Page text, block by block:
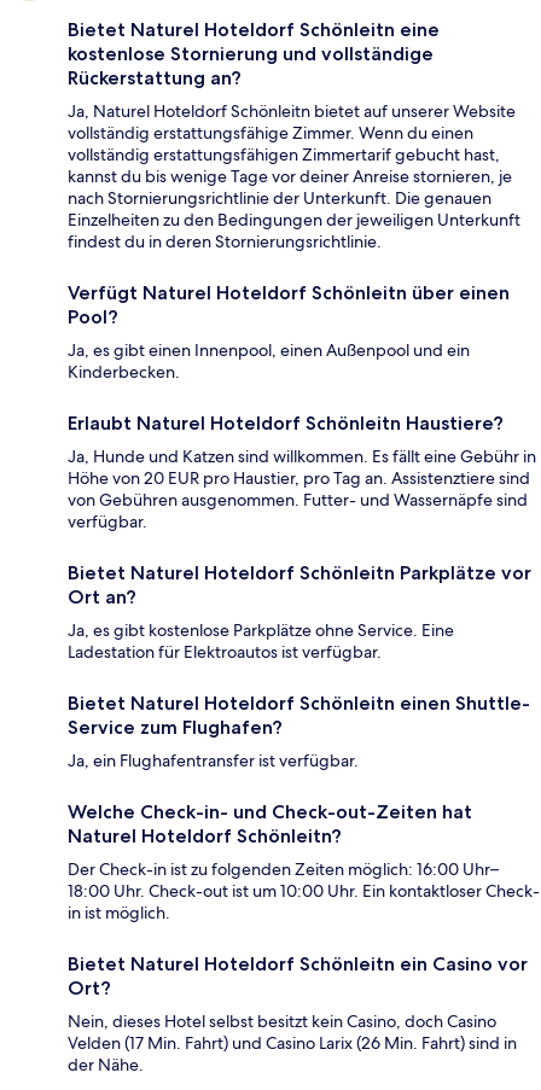
Bietet Naturel Hoteldorf Schönleitn eine
kostenlose Stornierung und vollständige
Rückerstattung an?
Ja, Naturel Hoteldorf Schönleitn bietet auf unserer Website
vollständig erstattungsfähige Zimmer. Wenn du einen
vollständig erstattungsfähigen Zimmertarif gebucht hast,
kannst du bis wenige Tage vor deiner Anreise stornieren, je
nach Stornierungsrichtlinie der Unterkunft. Die genauen
Einzelheiten zu den Bedingungen der jeweiligen Unterkunft
findest du in deren Stornierungsrichtlinie.
Verfügt Naturel Hoteldorf Schönleitn über einen
Pool?
Ja, es gibt einen Innenpool, einen Außenpool und ein
Kinderbecken.
Erlaubt Naturel Hoteldorf Schönleitn Haustiere?
Ja, Hunde und Katzen sind willkommen. Es fällt eine Gebühr in
Höhe von 20 EUR pro Haustier, pro Tag an. Assistenztiere sind
von Gebühren ausgenommen. Futter- und Wassernäpfe sind
verfügbar.
Bietet Naturel Hoteldorf Schönleitn Parkplätze vor
Ort an?
Ja, es gibt kostenlose Parkplätze ohne Service. Eine
Ladestation für Elektroautos ist verfügbar.
Bietet Naturel Hoteldorf Schönleitn einen Shuttle-
Service zum Flughafen?
Ja, ein Flughafentransfer ist verfügbar.
Welche Check-in- und Check-out-Zeiten hat
Naturel Hoteldorf Schönleitn?
Der Check-in ist zu folgenden Zeiten möglich: 16:00 Uhr–
18:00 Uhr. Check-out ist um 10:00 Uhr. Ein kontaktloser Check-
in ist möglich.
Bietet Naturel Hoteldorf Schönleitn ein Casino vor
Ort?
Nein, dieses Hotel selbst besitzt kein Casino, doch Casino
Velden (17 Min. Fahrt) und Casino Larix (26 Min. Fahrt) sind in
der Nähe.